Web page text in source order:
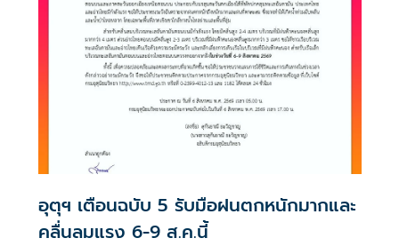
อุตุฯ เตือนฉบับ 5 รับมือฝนตกหนักมากและ
คลื่นลมแรง 6-9 ส.ค.นี้